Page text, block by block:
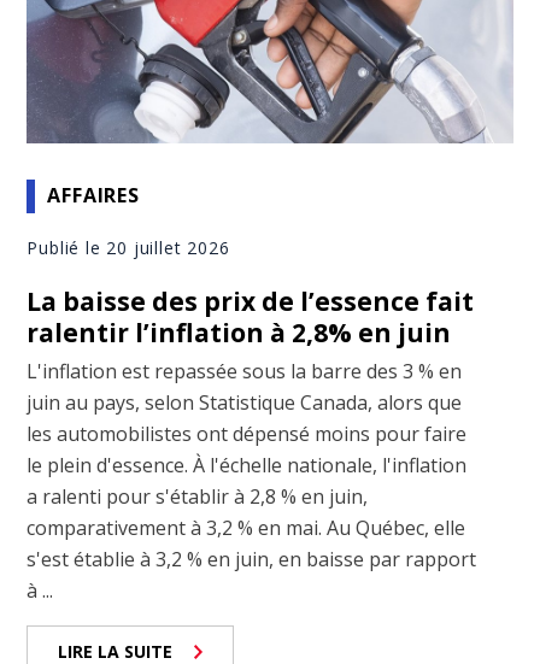
AFFAIRES
Publié le 20 juillet 2026
La baisse des prix de l’essence fait
ralentir l’inflation à 2,8% en juin
L'inflation est repassée sous la barre des 3 % en
juin au pays, selon Statistique Canada, alors que
les automobilistes ont dépensé moins pour faire
le plein d'essence. À l'échelle nationale, l'inflation
a ralenti pour s'établir à 2,8 % en juin,
comparativement à 3,2 % en mai. Au Québec, elle
s'est établie à 3,2 % en juin, en baisse par rapport
à ...
LIRE LA SUITE